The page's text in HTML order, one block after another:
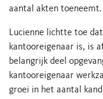
aantal akten toeneemt.
Lucienne lichtte toe
kantooreigenaar is, is
belangrijk deel
kantooreigenaar
groei in het aantal